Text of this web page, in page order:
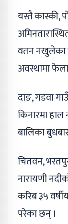
यस्तै कास्की,
वतन नखुलेका
अवस्थामा
दाङ, गडवा
किनारमा
बालिका
चितवन,
नारायणी
करिब ३५
परेका छन् ।